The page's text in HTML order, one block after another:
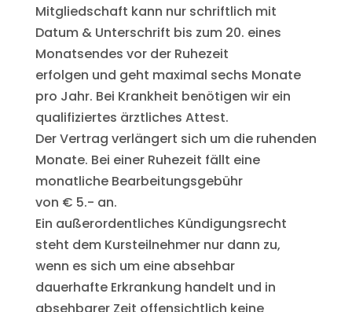
Mitgliedschaft kann nur schriftlich mit
Datum & Unterschrift bis zum 20. eines
Monatsendes vor der Ruhezeit
erfolgen und geht maximal sechs Monate
pro Jahr. Bei Krankheit benötigen wir ein
qualifiziertes ärztliches Attest.
Der Vertrag verlängert sich um die ruhenden
Monate. Bei einer Ruhezeit fällt eine
monatliche Bearbeitungsgebühr
von € 5.- an.
Ein außerordentliches Kündigungsrecht
steht dem Kursteilnehmer nur dann zu,
wenn es sich um eine absehbar
dauerhafte Erkrankung handelt und in